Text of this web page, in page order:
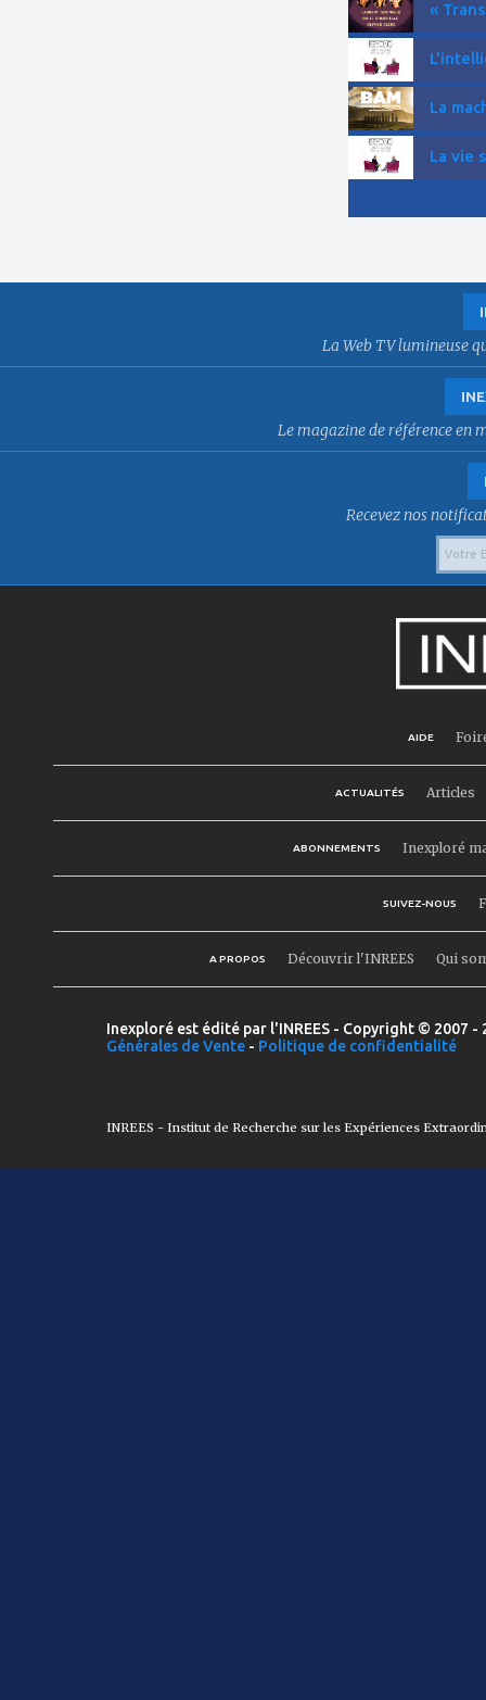
«
La
La vie
La Web TV lumineuse
Le magazine de référence en
Recevez nos
AIDE
ACTUALITÉS Articles
ABONNEMENTS Inexploré
SUIVEZ-NOUS
A PROPOS Découvrir l'INREES Qui
Inexploré est édité par l'INREES - Copyright © 2007
Générales de Vente - Politique de confidentialité
INREES - Institut de Recherche sur les Expériences